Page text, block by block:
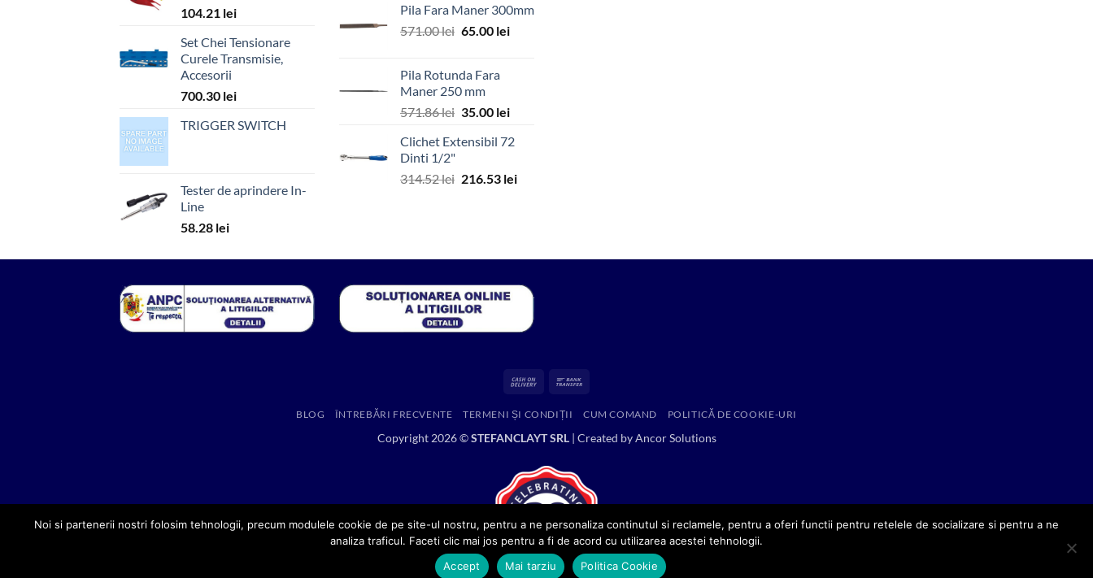
104.21 lei
Set Chei Tensionare
Curele Transmisie,
Accesorii
700.30 lei
TRIGGER SWITCH
Tester de aprindere In-
Line
58.28 lei
a
fost:
este:
Pila Fara Maner 300mm
571.00lei Prețul
fost:
571.00 lei.
65.00 leiPrețul
Pila Rotunda Fara
Maner 250 mm
571.86lei Prețul
a
571.86 lei.
35.00 leiPrețul
este:
Clichet Extensibil 72
Dinti 1/2"
314.52lei Prețul
216.53 leiPrețul
Cash
Delivery
BLOG ÎNTREBĂRI FRECVENTE TERMENI ȘI CONDIȚII CUM COMAND POLITICĂ DE COOKIE-URI
Copyright 2026 ©STEFANCLAYT SRL| Created byAncor Solutions
Noi si partenerii nostri folosim tehnologii, precum modulele cookie de pe site-ul nostru, pentru a ne personaliza continutul si reclamele, pentru a oferi functii pentru retelele de socializare si pentru a ne
analiza traficul. Faceti clic mai jos pentru a fi de acord cu utilizarea acestei tehnologii.
Accept
Mai tarziu Politica Cookie